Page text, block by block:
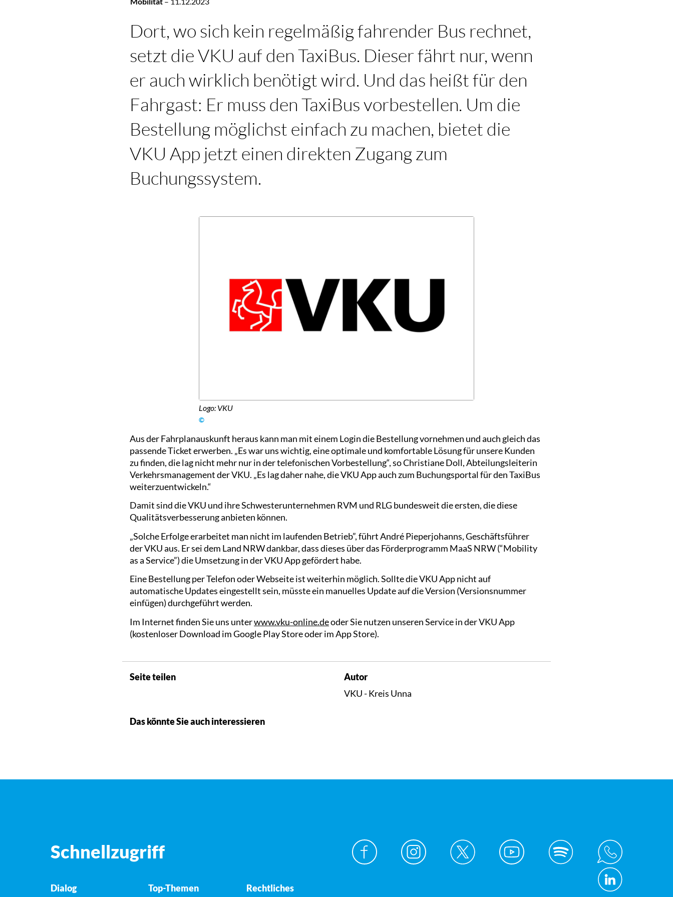
Dort, wo sich kein regelmäßig fahrender Bus rechnet,
setzt die VKU auf den TaxiBus. Dieser fährt nur, wenn
er auch wirklich benötigt wird. Und das heißt für den
Fahrgast: Er muss den TaxiBus vorbestellen. Um die
Bestellung möglichst einfach zu machen, bietet die
VKU App jetzt einen direkten Zugang zum
Buchungssystem.
Logo: VKU
©
Aus der Fahrplanauskunft heraus kann man mit einem Login die Bestellung vornehmen und auch gleich das
passende Ticket erwerben. „Es war uns wichtig, eine optimale und komfortable Lösung für unsere Kunden
zu finden, die lag nicht mehr nur in der telefonischen Vorbestellung“, so Christiane Doll, Abteilungsleiterin
Verkehrsmanagement der VKU. „Es lag daher nahe, die VKU App auch zum Buchungsportal für den TaxiBus
weiterzuentwickeln.“
Damit sind die VKU und ihre Schwesterunternehmen RVM und RLG bundesweit die ersten, die diese
Qualitätsverbesserung anbieten können.
„Solche Erfolge erarbeitet man nicht im laufenden Betrieb”, führt André Pieperjohanns, Geschäftsführer
der VKU aus. Er sei dem Land NRW dankbar, dass dieses über das Förderprogramm MaaS NRW (“Mobility
as a Service”) die Umsetzung in der VKU App gefördert habe.
Eine Bestellung per Telefon oder Webseite ist weiterhin möglich. Sollte die VKU App nicht auf
automatische Updates eingestellt sein, müsste ein manuelles Update auf die Version (Versionsnummer
einfügen) durchgeführt werden.
Im Internet finden Sie uns unterwww.vku-online.deoder Sie nutzen unseren Service in der VKU App
(kostenloser Download im Google Play Store oder im App Store).
Seite teilen
Autor
VKU - Kreis Unna
Das könnte Sie auch interessieren
Schnellzugriff
Dialog Top-Themen Rechtliches